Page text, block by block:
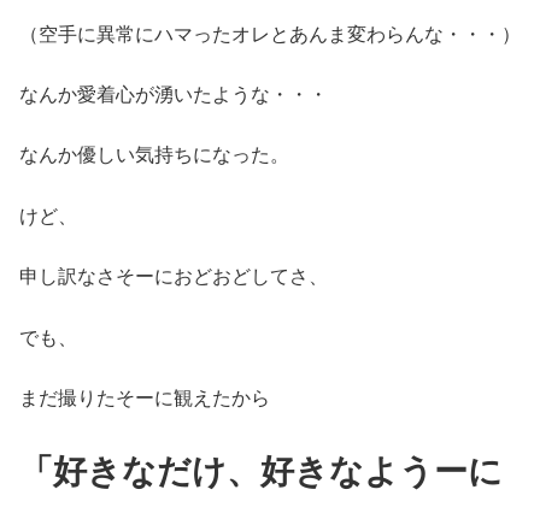
（空手に異常にハマったオレとあんま変わらんな・・・）
なんか愛着心が湧いたような・・・
なんか優しい気持ちになった。
けど、
申し訳なさそーにおどおどしてさ、
でも、
まだ撮りたそーに観えたから
「好きなだけ、好きなようーに